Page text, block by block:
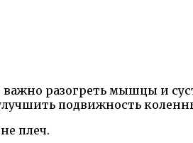
разогреть мышцы и
подвижность
плеч.